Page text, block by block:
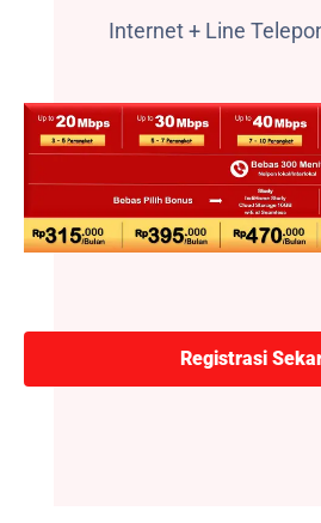
Internet + Line
Registrasi